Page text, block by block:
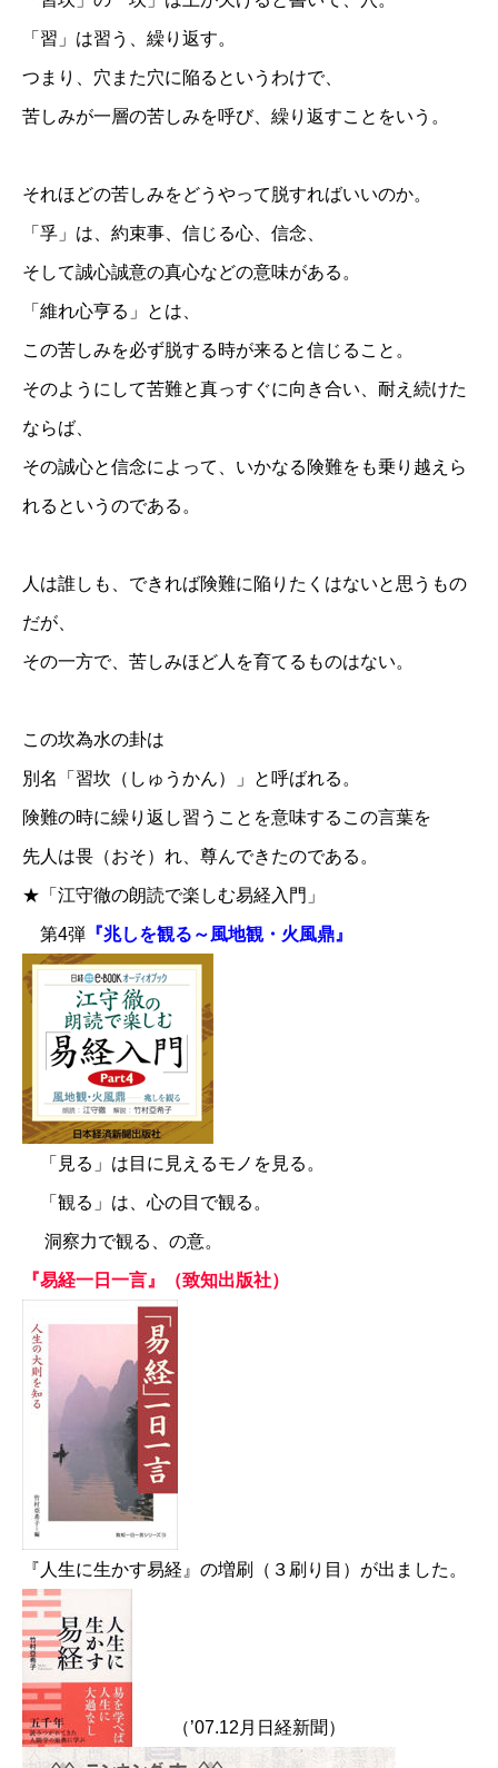
「習」は習う、繰り返す。
つまり、穴また穴に陥るというわけで、
苦しみが一層の苦しみを呼び、繰り返すことをいう。
それほどの苦しみをどうやって脱すればいいのか。
「孚」は、約束事、信じる心、信念、
そして誠心誠意の真心などの意味がある。
「維れ心亨る」とは、
この苦しみを必ず脱する時が来ると信じること。
そのようにして苦難と真っすぐに向き合い、耐え続けた
ならば、
その誠心と信念によって、いかなる険難をも乗り越えら
れるというのである。
人は誰しも、できれば険難に陥りたくはないと思うもの
だが、
その一方で、苦しみほど人を育てるものはない。
この坎為水の卦は
別名「習坎（しゅうかん）」と呼ばれる。
険難の時に繰り返し習うことを意味するこの言葉を
先人は畏（おそ）れ、尊んできたのである。
★「江守徹の朗読で楽しむ易経入門」
第4弾 『兆しを観る～風地観・火風鼎』
「見る」は目に見えるモノを見る。
「観る」は、心の目で観る。
洞察力で観る、の意。
『易経一日一言』（致知出版社）
『人生に生かす易経』の増刷（３刷り目）が出ました。
（’07.12月日経新聞）